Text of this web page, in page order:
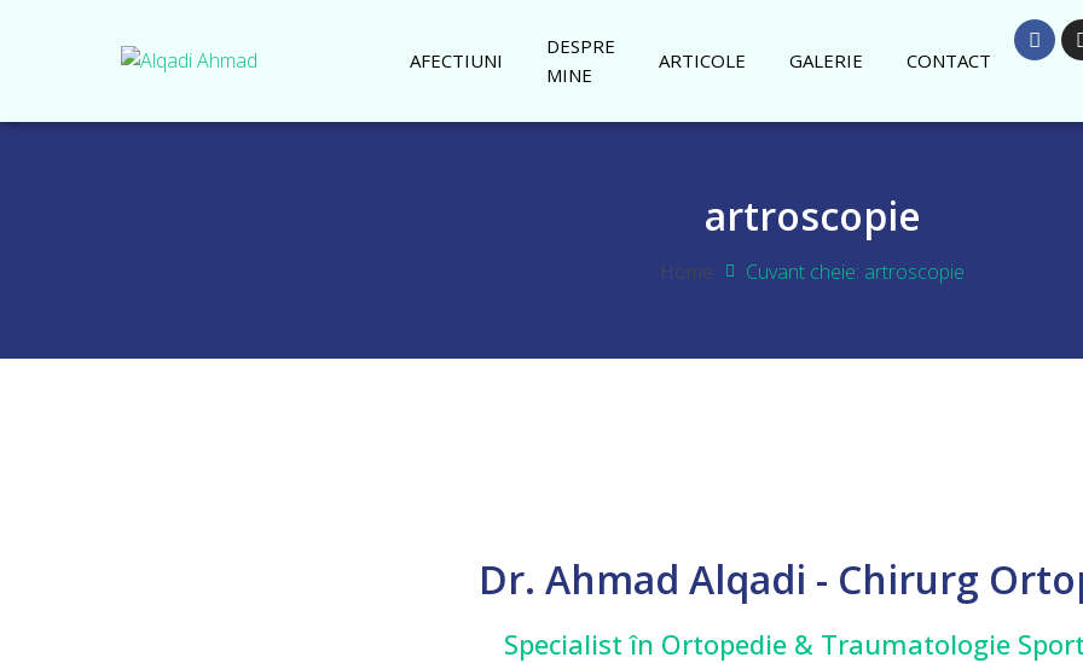
AFECTIUNI
DESPRE
MINE
ARTICOLE GALERIE CONTACT
artroscopie
Home Cuvant cheie: artroscopie
Dr. Ahmad Alqadi - Chirurg
Specialist în Ortopedie & Traumatologie